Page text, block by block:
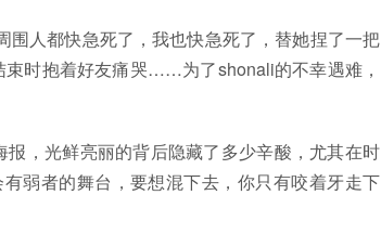
人都快急死了，我也快急死了，替她捏了一把
时抱着好友痛哭……为了shonali的不幸遇难，
，光鲜亮丽的背后隐藏了多少辛酸，尤其在时
弱者的舞台，要想混下去，你只有咬着牙走下